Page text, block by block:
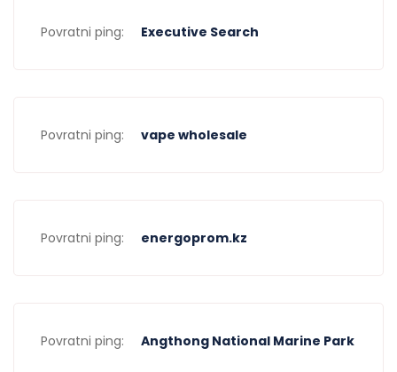
Povratni ping: Executive Search
Povratni ping: vape wholesale
Povratni ping: energoprom.kz
Povratni ping: Angthong National Marine Park